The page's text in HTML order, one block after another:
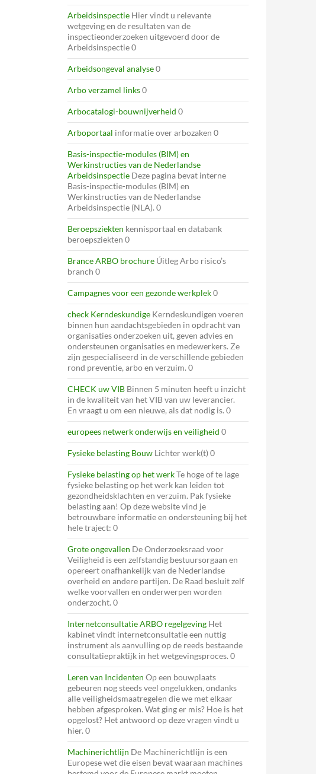
Arbeidsinspectie Hier vindt u relevante
wetgeving en de resultaten van de
inspectieonderzoeken uitgevoerd door de
Arbeidsinspectie 0
Arbeidsongeval analyse0
Arbo verzamel links0
Arbocatalogi-bouwnijverheid 0
Arboportaal informatie over arbozaken 0
Basis-inspectie-modules (BIM) en
Werkinstructies van de Nederlandse
Arbeidsinspectie Deze pagina bevat interne
Basis-inspectie-modules (BIM) en
Werkinstructies van de Nederlandse
Arbeidsinspectie (NLA). 0
Beroepsziekten kennisportaal en databank
beroepsziekten 0
Brance ARBO brochure Úitleg Arbo risico’s
branch 0
Campagnes voor een gezonde werkplek0
check Kerndeskundige Kerndeskundigen voeren
binnen hun aandachtsgebieden in opdracht van
organisaties onderzoeken uit, geven advies en
ondersteunen organisaties en medewerkers. Ze
zijn gespecialiseerd in de verschillende gebieden
rond preventie, arbo en verzuim. 0
CHECK uw VIB Binnen 5 minuten heeft u inzicht
in de kwaliteit van het VIB van uw leverancier.
En vraagt u om een nieuwe, als dat nodig is. 0
europees netwerk onderwijs en veiligheid 0
Fysieke belasting Bouw Lichter werk(t) 0
Fysieke belasting op het werkTe hoge of te lage
fysieke belasting op het werk kan leiden tot
gezondheidsklachten en verzuim. Pak fysieke
belasting aan! Op deze website vind je
betrouwbare informatie en ondersteuning bij het
hele traject: 0
Grote ongevallen De Onderzoeksraad voor
Veiligheid is een zelfstandig bestuursorgaan en
opereert onafhankelijk van de Nederlandse
overheid en andere partijen. De Raad besluit zelf
welke voorvallen en onderwerpen worden
onderzocht. 0
Internetconsultatie ARBO regelgeving Het
kabinet vindt internetconsultatie een nuttig
instrument als aanvulling op de reeds bestaande
consultatiepraktijk in het wetgevingsproces. 0
Leren van Incidenten Op een bouwplaats
gebeuren nog steeds veel ongelukken, ondanks
alle veiligheidsmaatregelen die we met elkaar
hebben afgesproken. Wat ging er mis? Hoe is het
opgelost? Het antwoord op deze vragen vindt u
hier. 0
Machinerichtlijn De Machinerichtlijn is een
Europese wet die eisen bevat waaraan machines